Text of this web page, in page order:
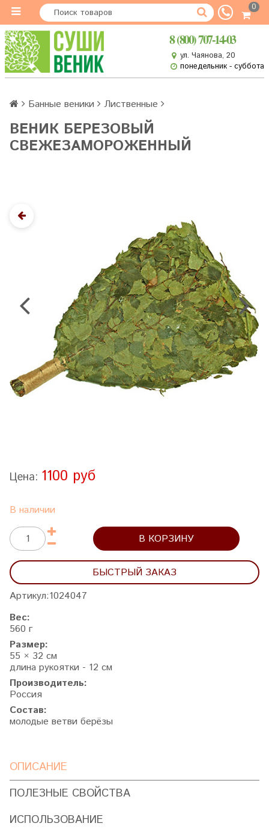
0
8 (800) 707-14-03
ул. Чаянова, 20
понедельник - суббота
Банные веники Лиственные
ВЕНИК БЕРЕЗОВЫЙ
СВЕЖЕЗАМОРОЖЕННЫЙ
Цена: 1100 руб
В наличии
В КОРЗИНУ
БЫСТРЫЙ ЗАКАЗ
Артикул:1024047
Вес:
560 г
Размер:
55 × 32 см
длина рукоятки - 12 см
Производитель:
Россия
Состав:
молодые ветви берёзы
ОПИСАНИЕ
ПОЛЕЗНЫЕ СВОЙСТВА
ИСПОЛЬЗОВАНИЕ